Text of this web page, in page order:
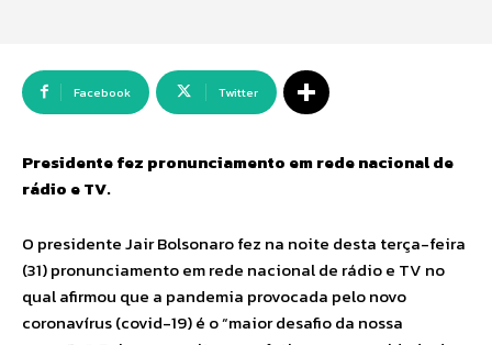
Facebook Twitter
Presidente fez pronunciamento em rede nacional de
rádio e TV.
O presidente Jair Bolsonaro fez na noite desta terça-feira
(31) pronunciamento em rede nacional de rádio e TV no
qual afirmou que a pandemia provocada pelo novo
coronavírus (covid-19) é o “maior desafio da nossa